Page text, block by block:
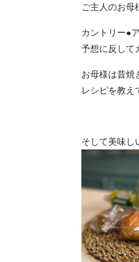
ご主人のお母
カントリー●
予想に反して
お母様は昔焼
レシピを教え
そして美味し